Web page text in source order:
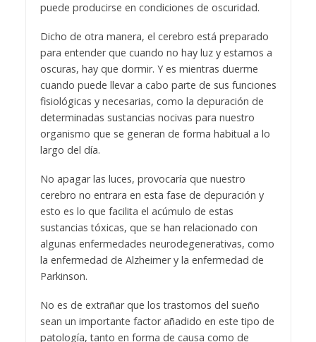
puede producirse en condiciones de oscuridad.
Dicho de otra manera, el cerebro está preparado
para entender que cuando no hay luz y estamos a
oscuras, hay que dormir. Y es mientras duerme
cuando puede llevar a cabo parte de sus funciones
fisiológicas y necesarias, como la depuración de
determinadas sustancias nocivas para nuestro
organismo que se generan de forma habitual a lo
largo del día.
No apagar las luces, provocaría que nuestro
cerebro no entrara en esta fase de depuración y
esto es lo que facilita el acúmulo de estas
sustancias tóxicas, que se han relacionado con
algunas enfermedades neurodegenerativas, como
la enfermedad de Alzheimer y la enfermedad de
Parkinson.
No es de extrañar que los trastornos del sueño
sean un importante factor añadido en este tipo de
patología, tanto en forma de causa como de